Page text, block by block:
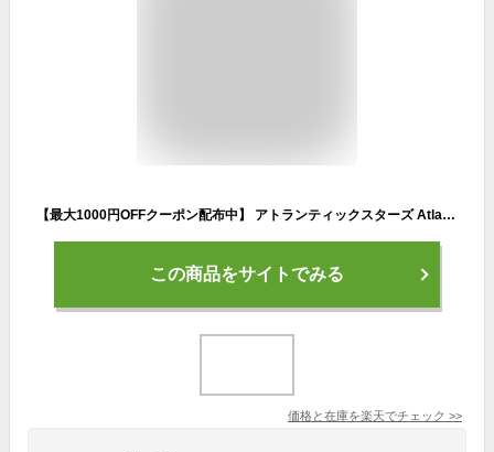
【最大1000円OFFクーポン配布中】 アトランティックスターズ Atlantic STARS ジェンマ スニーカー レディース GEMMA AJF-86B グレー
この商品をサイトでみる
価格と在庫を楽天でチェック >>